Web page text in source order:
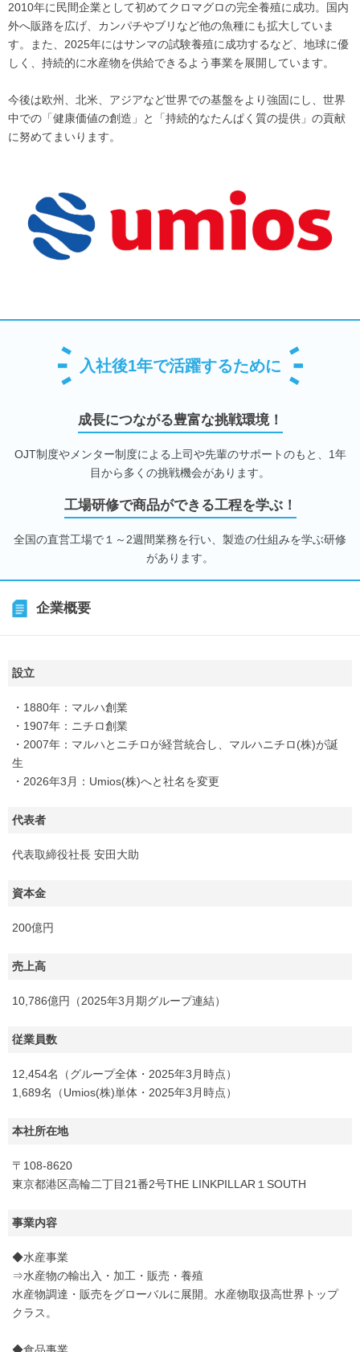
2010年に民間企業として初めてクロマグロの完全養殖に成功。国内
外へ販路を広げ、カンパチやブリなど他の魚種にも拡大していま
す。また、2025年にはサンマの試験養殖に成功するなど、地球に優
しく、持続的に水産物を供給できるよう事業を展開しています。
今後は欧州、北米、アジアなど世界での基盤をより強固にし、世界
中での「健康価値の創造」と「持続的なたんぱく質の提供」の貢献
に努めてまいります。
入社後1年で活躍するために
成長につながる豊富な挑戦環境！
OJT制度やメンター制度による上司や先輩のサポートのもと、1年
目から多くの挑戦機会があります。
工場研修で商品ができる工程を学ぶ！
全国の直営工場で１～2週間業務を行い、製造の仕組みを学ぶ研修
があります。
企業概要
設立
・1880年：マルハ創業
・1907年：ニチロ創業
・2007年：マルハとニチロが経営統合し、マルハニチロ(株)が誕
生
・2026年3月：Umios(株)へと社名を変更
代表者
代表取締役社長 安田大助
資本金
200億円
売上高
10,786億円（2025年3月期グループ連結）
従業員数
12,454名（グループ全体・2025年3月時点）
1,689名（Umios(株)単体・2025年3月時点）
本社所在地
〒108-8620
東京都港区高輪二丁目21番2号THE LINKPILLAR１SOUTH
事業内容
◆水産事業
⇒水産物の輸出入・加工・販売・養殖
水産物調達・販売をグローバルに展開。水産物取扱高世界トップ
クラス。